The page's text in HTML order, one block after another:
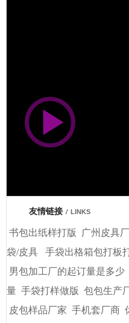
友情链接 / LINKS
书包出纸样打版 广州皮具厂
袋/皮具
手袋出格箱包打板
男包加工厂的起订量是多少
量 手袋打样做版 包包生产
皮包样品厂家 手机套厂商